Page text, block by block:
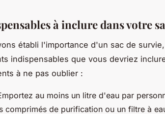
à inclure dans votre
établi l'importance d'un sac de
indispensables que vous devriez
à ne pas oublier :
au moins un litre d'eau par
comprimés de purification ou un filtre à